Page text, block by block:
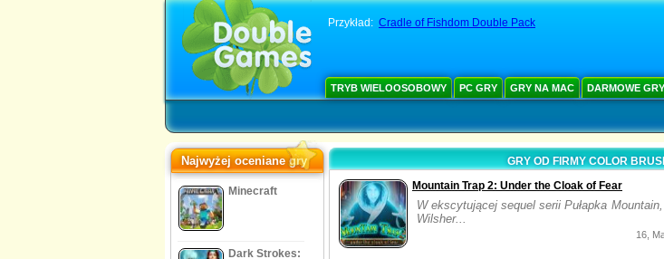
Przykład: Cradle of Fishdom Double Pack
TRYB WIELOOSOBOWY PC GRY GRY NA MAC DARMOWE GRY
Najwyżej oceniane gry
Minecraft
Dark Strokes:
GRY OD FIRMY COLOR
Mountain Trap 2: Under the Cloak of Fear
W ekscytującej sequel serii Pułapka
Wilsher...
16,